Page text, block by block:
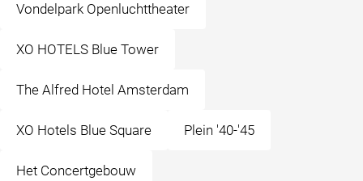
Vondelpark Openluchttheater
XO HOTELS Blue Tower
The Alfred Hotel Amsterdam
XO Hotels Blue Square Plein '40-'45
Het Concertgebouw